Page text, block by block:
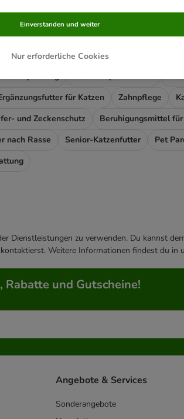
gefunden?
Produkte für jedes Alter Vet
Kratzbaum Ersatzteile & Zubehör Kratzstämme
Katzennapf & Tränke
für Katzen Zahnpflege
und Zeckenschutz Beruhigungsmittel
nach Rasse Senior-Katzenfutter Pet
zu verwenden. Du kannst
Weitere Informationen findest du in
und Gutscheine!
Angebote & Services
Sonderangebote
Nur erforderliche Cookies
Einverstanden und weiter